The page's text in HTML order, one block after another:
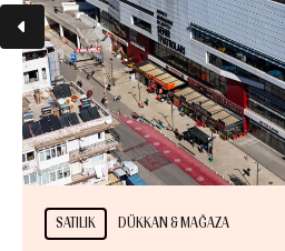
SATILIK DÜKKAN & MAĞAZA